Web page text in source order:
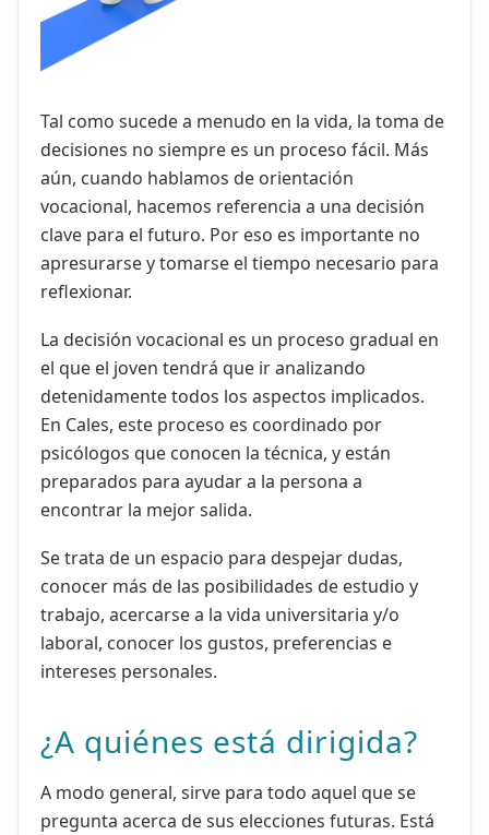
Tal como sucede a menudo en la vida, la toma de
decisiones no siempre es un proceso fácil. Más
aún, cuando hablamos de orientación
vocacional, hacemos referencia a una decisión
clave para el futuro. Por eso es importante no
apresurarse y tomarse el tiempo necesario para
reflexionar.
La decisión vocacional es un proceso gradual en
el que el joven tendrá que ir analizando
detenidamente todos los aspectos implicados.
En Cales, este proceso es coordinado por
psicólogos que conocen la técnica, y están
preparados para ayudar a la persona a
encontrar la mejor salida.
Se trata de un espacio para despejar dudas,
conocer más de las posibilidades de estudio y
trabajo, acercarse a la vida universitaria y/o
laboral, conocer los gustos, preferencias e
intereses personales.
¿A quiénes está dirigida?
A modo general, sirve para todo aquel que se
pregunta acerca de sus elecciones futuras. Está